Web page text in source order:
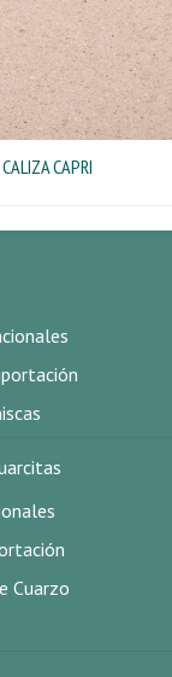
CALIZA CAPRI
Cuarzo